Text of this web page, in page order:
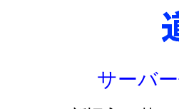
サーバ